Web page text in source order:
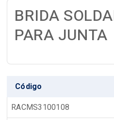
BRIDA
PARA JUNTA
Código
RACMS3100108